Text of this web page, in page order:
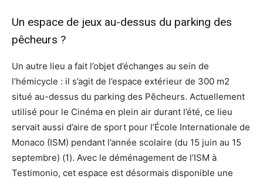
Un espace de jeux au-dessus du parking des
pêcheurs ?
Un autre lieu a fait l’objet d’échanges au sein de
l’hémicycle : il s’agit de l’espace extérieur de 300 m2
situé au-dessus du parking des Pêcheurs. Actuellement
utilisé pour le Cinéma en plein air durant l’été, ce lieu
servait aussi d’aire de sport pour l’École Internationale de
Monaco (ISM) pendant l’année scolaire (du 15 juin au 15
septembre) (1). Avec le déménagement de l’ISM à
Testimonio, cet espace est désormais disponible une